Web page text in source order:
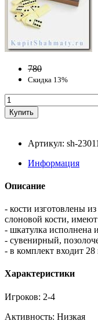
780
Скидка 13%
Артикул: sh-
Информация
Описание
- кости изготовлены
слоновой кости,
- шкатулка исполнена
- сувенирный,
- в комплект входит 28
Характеристики
Игроков: 2-4
Активность: Низкая